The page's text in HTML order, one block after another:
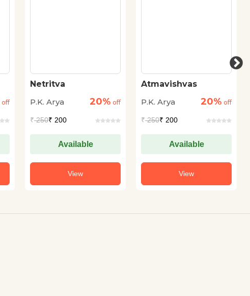
off
Netritva
P.K. Arya
20% off
₹250₹ 200
Available
View
Atmavishvas
P.K. Arya
20% off
₹250₹ 200
Available
View